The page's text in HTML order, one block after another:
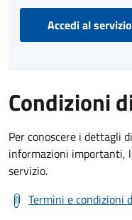
Accedi al servizio
Condizioni
Per conoscere i dettagli
informazioni importanti,
servizio.
Termini e condizioni